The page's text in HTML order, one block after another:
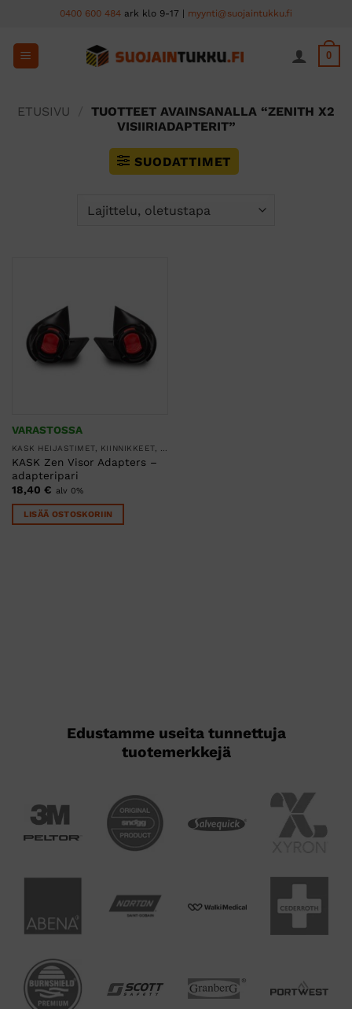
content
0400 600 484 ark klo 9-17 | myynti@suojaintukku.fi
0
ETUSIVU
TUOTTEET AVAINSANALLA “ZENITH X2
VISIIRIADAPTERIT”
SUODATTIMET
VARASTOSSA
KASK Zen Visor Adapters –
adapteripari
18,40 € alv 0%
LISÄÄ OSTOSKORIIN
Edustamme useita tunnettuja
tuotemerkkejä